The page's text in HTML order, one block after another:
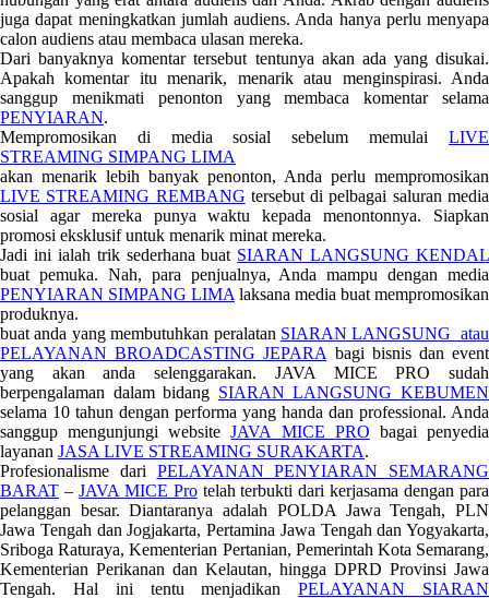
juga dapat meningkatkan jumlah audiens. Anda hanya perlu menyapa
calon audiens atau membaca ulasan mereka.
Dari banyaknya komentar tersebut tentunya akan ada yang disukai.
Apakah komentar itu menarik, menarik atau menginspirasi. Anda
sanggup menikmati penonton yang membaca komentar selama
PENYIARAN.
Mempromosikan di media sosial sebelum memulai LIVE
STREAMING SIMPANG LIMA
akan menarik lebih banyak penonton, Anda perlu mempromosikan
LIVE STREAMING REMBANG tersebut di pelbagai saluran media
sosial agar mereka punya waktu kepada menontonnya. Siapkan
promosi eksklusif untuk menarik minat mereka.
Jadi ini ialah trik sederhana buat SIARAN LANGSUNG KENDAL
buat pemuka. Nah, para penjualnya, Anda mampu dengan media
PENYIARAN SIMPANG LIMA laksana media buat mempromosikan
produknya.
buat anda yang membutuhkan peralatan SIARAN LANGSUNG atau
PELAYANAN BROADCASTING JEPARA bagi bisnis dan event
yang akan anda selenggarakan. JAVA MICE PRO sudah
berpengalaman dalam bidang SIARAN LANGSUNG KEBUMEN
selama 10 tahun dengan performa yang handa dan professional. Anda
sanggup mengunjungi websiteJAVA MICE PRO bagai penyedia
layanan JASA LIVE STREAMING SURAKARTA.
Profesionalisme dari PELAYANAN PENYIARAN SEMARANG
BARAT – JAVA MICE Protelah terbukti dari kerjasama dengan para
pelanggan besar. Diantaranya adalah POLDA Jawa Tengah, PLN
Jawa Tengah dan Jogjakarta, Pertamina Jawa Tengah dan Yogyakarta,
Sriboga Raturaya, Kementerian Pertanian, Pemerintah Kota Semarang,
Kementerian Perikanan dan Kelautan, hingga DPRD Provinsi Jawa
Tengah. Hal ini tentu menjadikanPELAYANAN SIARAN